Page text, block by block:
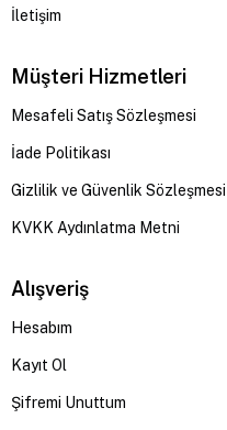
İletişim
Müşteri Hizmetleri
Mesafeli Satış Sözleşmesi
İade Politikası
Gizlilik ve Güvenlik Sözleşmesi
KVKK Aydınlatma Metni
Alışveriş
Hesabım
Kayıt Ol
Şifremi Unuttum